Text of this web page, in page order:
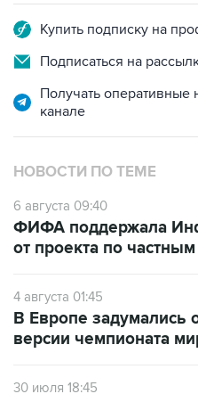
Купить подписку на
Подписаться на
Получать
канале
НОВОСТИ ПО ТЕМЕ
6 августа 09:40
ФИФА поддержала
от проекта по
4 августа 01:45
В Европе задумались
версии чемпионата
30 июля 18:45